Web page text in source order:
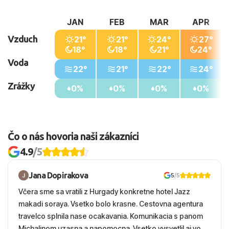
Vzduch
Voda
Zrážky
JAN
21°
18°
22°
0%
FEB
21°
18°
21°
0%
MAR
24°
21°
22°
0%
APR
27°
24°
24°
0%
Čo o nás hovoria naši zákazníci
4.9/5
Jana Dopirakova 5/5
Včera sme sa vratili z Hurgady konkretne hotel Jazz
makadi soraya. Vsetko bolo krasne. Cestovna agentura
travelco splnila nase ocakavania. Komunikacia s panom